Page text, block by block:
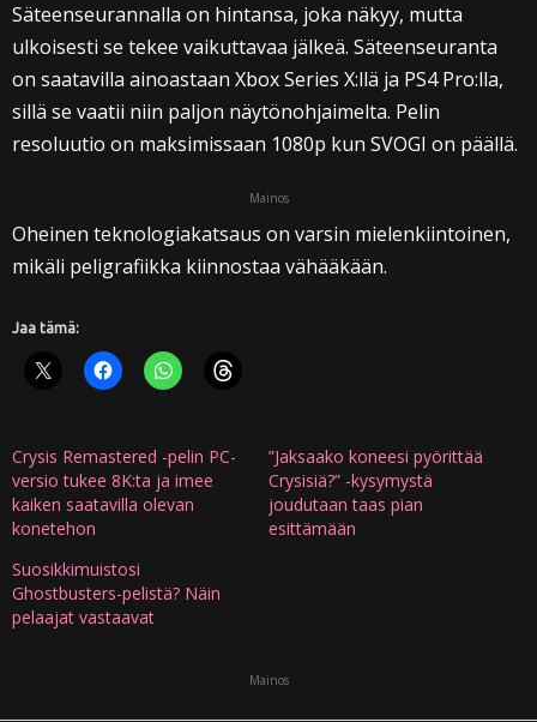
Säteenseurannalla on hintansa, joka näkyy, mutta
ulkoisesti se tekee vaikuttavaa jälkeä. Säteenseuranta
on saatavilla ainoastaan Xbox Series X:llä ja PS4 Pro:lla,
sillä se vaatii niin paljon näytönohjaimelta. Pelin
resoluutio on maksimissaan 1080p kun SVOGI on päällä.
Mainos
Oheinen teknologiakatsaus on varsin mielenkiintoinen,
mikäli peligrafiikka kiinnostaa vähääkään.
Jaa tämä:
Crysis Remastered -pelin PC-
versio tukee 8K:ta ja imee
kaiken saatavilla olevan
konetehon
”Jaksaako koneesi pyörittää
Crysisiä?” -kysymystä
joudutaan taas pian
esittämään
Suosikkimuistosi
Ghostbusters-pelistä? Näin
pelaajat vastaavat
Mainos